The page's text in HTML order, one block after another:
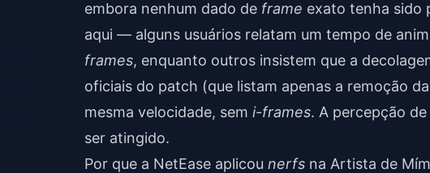
embora nenhum dado de frame exato tenha sido
aqui — alguns usuários relatam um tempo de
frames, enquanto outros insistem que a
oficiais do patch (que listam apenas a remoção
mesma velocidade, sem i-frames. A percepção
ser atingido.
Por que a NetEase aplicou nerfs na Artista de